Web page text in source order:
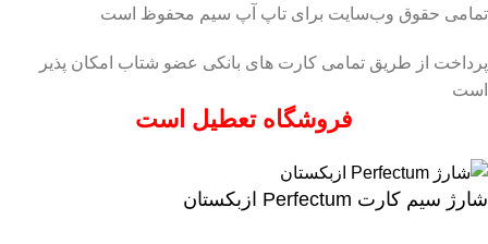
تمامی حقوق وب‌سایت برای تاپ آپ سیم محفوظ است
پرداخت از طریق تمامی کارت های بانکی عضو شتاب امکان پذیر
است
فروشگاه تعطیل است
شارژ سیم کارت Perfectum ازبکستان